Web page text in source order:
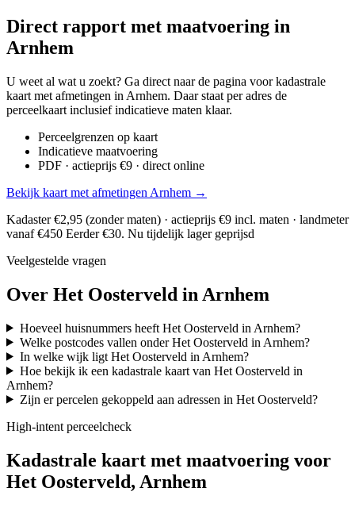
Direct rapport met maatvoering in
Arnhem
U weet al wat u zoekt? Ga direct naar de pagina voor kadastrale
kaart met afmetingen in Arnhem. Daar staat per adres de
perceelkaart inclusief indicatieve maten klaar.
Perceelgrenzen op kaart
Indicatieve maatvoering
PDF · actieprijs €9 · direct online
Bekijk kaart met afmetingen Arnhem →
Kadaster €2,95 (zonder maten) · actieprijs €9 incl. maten · landmeter
vanaf €450 Eerder €30. Nu tijdelijk lager geprijsd
Veelgestelde vragen
Over Het Oosterveld in Arnhem
Hoeveel huisnummers heeft Het Oosterveld in Arnhem?
Welke postcodes vallen onder Het Oosterveld in Arnhem?
In welke wijk ligt Het Oosterveld in Arnhem?
Hoe bekijk ik een kadastrale kaart van Het Oosterveld in
Arnhem?
Zijn er percelen gekoppeld aan adressen in Het Oosterveld?
High-intent perceelcheck
Kadastrale kaart met maatvoering voor
Het Oosterveld, Arnhem